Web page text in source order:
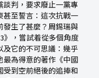
談判，要求廢止一黨專
甚至誓言：這次抗戰一
發生了甚麼？周錫瑞與
》，嘗試着從多個角度
及它的不可思議：幾乎
為得意的著作《中國
受到空前絕後的追捧和